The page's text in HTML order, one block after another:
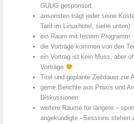
GUUG gesponsort
ansonsten trägt jeder seine
Tarif im Linuxhotel, siehe unten)
ein Raum mit festem Programm
die Vorträge kommen von den
ein Vortrag ist kein Muss, aber
Vorträge
Titel und geplante Zeitdauer zur
gerne Berichte aus Praxis und
Diskussionen
weitere Räume für längere –
angekündigte –Sessions stehen